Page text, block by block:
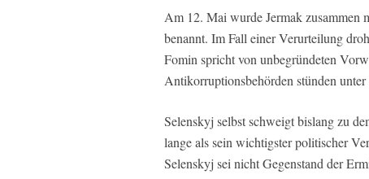
Am 12. Mai wurde Jermak zusammen
benannt. Im Fall einer Verurteilung
Fomin spricht von unbegründeten
Antikorruptionsbehörden stünden
Selenskyj selbst schweigt bislang zu
lange als sein wichtigster politischer
Selenskyj sei nicht Gegenstand der